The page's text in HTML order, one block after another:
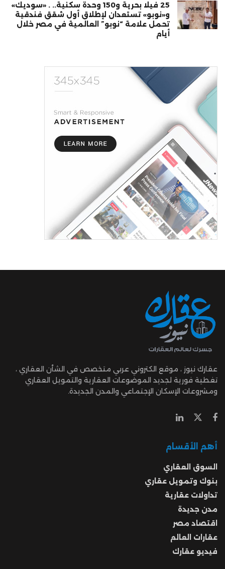
25 فيلا بحرية و150 وحدة سكنية.. . «سوديك»
و«نوبو» تستعدان لإطلاق أول شقق فندقية
تحمل علامة “نوبو” العالمية في مصر خلال
أيام
عقارك نيوز ، موقع الكتروني عربي متخصص في الشأن العقاري ،
تغطية فورية لجديد الموضوعات العقارية والتمويل العقاري
ومشروعات الإسكان الإجتماعي والمدن الجديدة.
أهم الأقسام
السوق العقاري
بنوك وتمويل عقاري
تداولات عقارية
مدن جديدة
اقتصاد مصر
عقارات العالم
فيديو عقارك